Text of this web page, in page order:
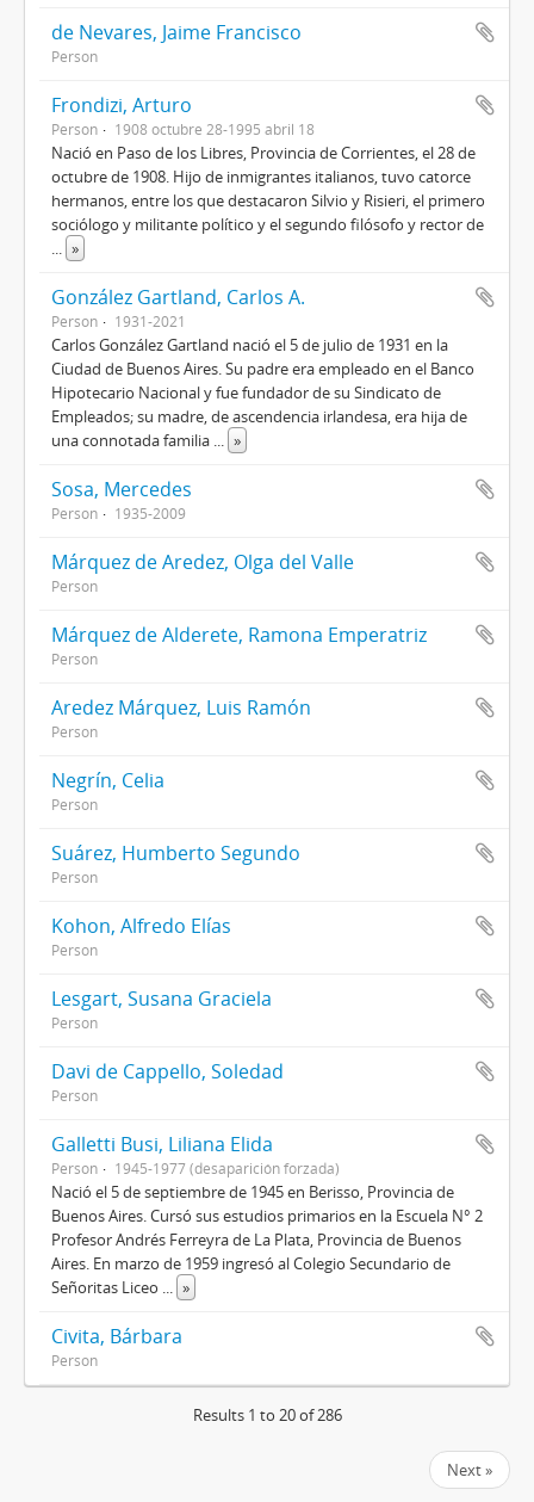
de Nevares, Jaime Francisco
Person
Frondizi, Arturo
Person 1908 octubre 28-1995 abril 18
Nació en Paso de los Libres, Provincia de Corrientes, el 28 de
octubre de 1908. Hijo de inmigrantes italianos, tuvo catorce
hermanos, entre los que destacaron Silvio y Risieri, el primero
sociólogo y militante político y el segundo filósofo y rector de
... »
González Gartland, Carlos A.
Person 1931-2021
Carlos González Gartland nació el 5 de julio de 1931 en la
Ciudad de Buenos Aires. Su padre era empleado en el Banco
Hipotecario Nacional y fue fundador de su Sindicato de
Empleados; su madre, de ascendencia irlandesa, era hija de
una connotada familia ... »
Sosa, Mercedes
Person 1935-2009
Márquez de Aredez, Olga del Valle
Person
Márquez de Alderete, Ramona Emperatriz
Person
Aredez Márquez, Luis Ramón
Person
Negrín, Celia
Person
Suárez, Humberto Segundo
Person
Kohon, Alfredo Elías
Person
Lesgart, Susana Graciela
Person
Davi de Cappello, Soledad
Person
Galletti Busi, Liliana Elida
Person 1945-1977 (desaparición forzada)
Nació el 5 de septiembre de 1945 en Berisso, Provincia de
Buenos Aires. Cursó sus estudios primarios en la Escuela N° 2
Profesor Andrés Ferreyra de La Plata, Provincia de Buenos
Aires. En marzo de 1959 ingresó al Colegio Secundario de
Señoritas Liceo ... »
Civita, Bárbara
Person
Results 1 to 20 of 286
Next »